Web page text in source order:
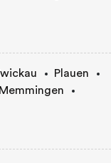
Plauen
Memmingen